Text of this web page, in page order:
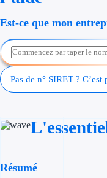
Est-ce que mon
Pas de n° SIRET ? C’est
Résumé